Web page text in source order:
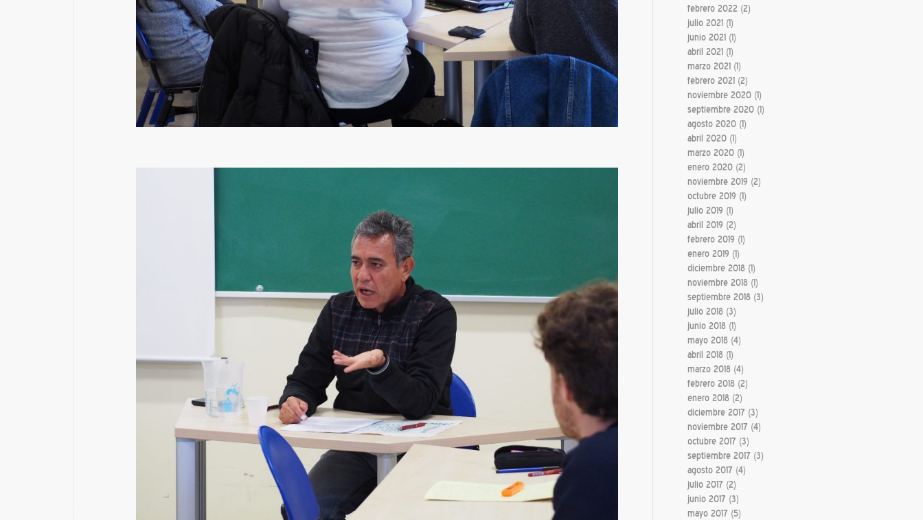
febrero 2022 (2)
julio 2021 (1)
junio 2021 (1)
abril 2021 (1)
marzo 2021 (1)
febrero 2021 (2)
noviembre 2020 (1)
septiembre 2020 (1)
agosto 2020 (1)
abril 2020 (1)
marzo 2020 (1)
enero 2020 (2)
noviembre 2019 (2)
octubre 2019 (1)
julio 2019 (1)
abril 2019 (2)
febrero 2019 (1)
enero 2019 (1)
diciembre 2018 (1)
noviembre 2018 (1)
septiembre 2018 (3)
julio 2018 (3)
junio 2018 (1)
mayo 2018 (4)
abril 2018 (1)
marzo 2018 (4)
febrero 2018 (2)
enero 2018 (2)
diciembre 2017 (3)
noviembre 2017 (4)
octubre 2017 (3)
septiembre 2017 (3)
agosto 2017 (4)
julio 2017 (2)
junio 2017 (3)
mayo 2017 (5)